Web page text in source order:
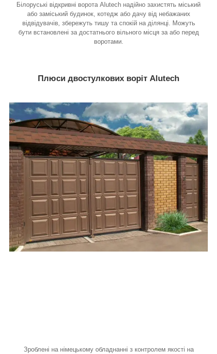
Білоруські відкривні ворота Alutech надійно захистять міський
або заміський будинок, котедж або дачу від небажаних
відвідувачів, збережуть тишу та спокій на ділянці. Можуть
бути встановлені за достатнього вільного місця за або перед
воротами.
Плюси двостулкових воріт Alutech
Зроблені на німецькому обладнанні з контролем якості на